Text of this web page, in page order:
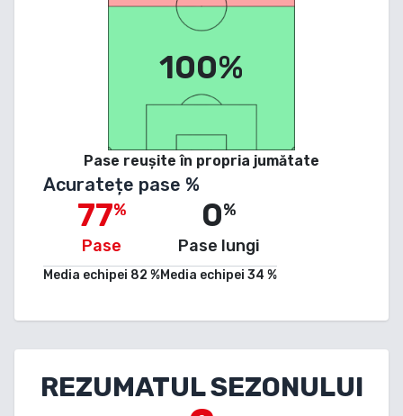
100%
Pase reușite în propria jumătate
Acuratețe pase %
77%
Pase
Media echipei 82 %
0%
Pase lungi
Media echipei 34 %
REZUMATUL SEZONULUI